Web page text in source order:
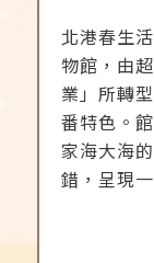
北港春生
物館，由
業」所轉
番特色。
家海大海
錯，呈現